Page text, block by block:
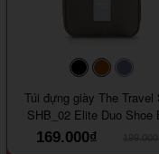
#000000#964B00
Túi đựng giày The Travel
SHB_02 Elite Duo Shoe
169.000₫